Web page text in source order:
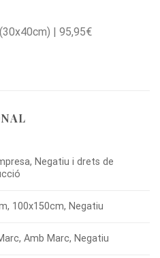
| 95,95€
Negatiu i drets de
100x150cm, Negatiu
Amb Marc, Negatiu